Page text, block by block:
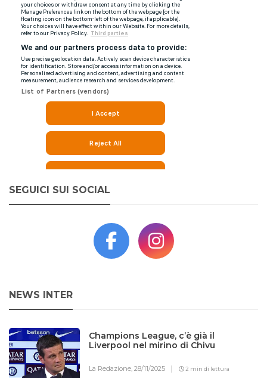
SEGUICI SUI SOCIAL
NEWS INTER
Champions League, c’è già il
Liverpool nel mirino di Chivu
La Redazione,28/11/2025 2 min di lettura